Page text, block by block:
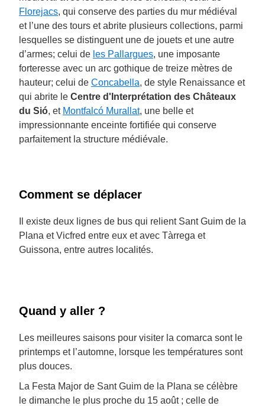
Florejacs, qui conserve des parties du mur médiéval
et l’une des tours et abrite plusieurs collections, parmi
lesquelles se distinguent une de jouets et une autre
d’armes; celui de les Pallargues, une imposante
forteresse avec un arc gothique de treize mètres de
hauteur; celui de Concabella, de style Renaissance et
qui abrite le Centre d'Interprétation des Châteaux
du Sió, et Montfalcó Murallat, une belle et
impressionnante enceinte fortifiée qui conserve
parfaitement la structure médiévale.
Comment se déplacer
Il existe deux lignes de bus qui relient Sant Guim de la
Plana et Vicfred entre eux et avec Tàrrega et
Guissona, entre autres localités.
Quand y aller ?
Les meilleures saisons pour visiter la comarca sont le
printemps et l’automne, lorsque les températures sont
plus douces.
La Festa Major de Sant Guim de la Plana se célèbre
le dimanche le plus proche du 15 août ; celle de